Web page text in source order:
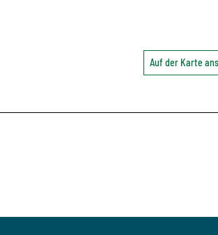
Auf der Karte